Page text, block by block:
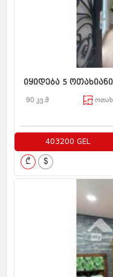
იყიდება 5
90 კვ.მ
403200 GEL
₾ $